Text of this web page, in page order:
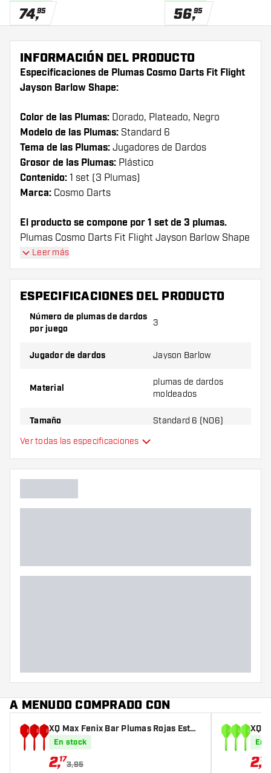
74,95 56,95
INFORMACIÓN DEL PRODUCTO
Especificaciones de Plumas Cosmo Darts Fit Flight
Jayson Barlow Shape:
Color de las Plumas: Dorado, Plateado, Negro
Modelo de las Plumas: Standard 6
Tema de las Plumas: Jugadores de Dardos
Grosor de las Plumas: Plástico
Contenido: 1 set (3 Plumas)
Marca: Cosmo Darts
El producto se compone por 1 set de 3 plumas.
Plumas Cosmo Darts Fit Flight Jayson Barlow Shape
plumas tienen una larga vida útil. Estas plumas sólo
se puede utilizar con cañas Cosmo Fit.
¡Consejo de Dartshopper!
Asegúrate de tener suficientes plumas y cañas.
Estas pueden dañarse o romperse con el uso.
diferente de plumas para descubrir qué
Leer más
ESPECIFICACIONES DEL PRODUCTO
Número de plumas de dardos
por juego
3
Jugador de dardos Jayson Barlow
Material
plumas de dardos
moldeados
Tamaño Standard 6 (NO6)
moldeados
Ver todas las especificaciones
A MENUDO COMPRADO CON
XQ Max Fenix Bar Plumas Rojas Están
dar - Plumas Dardos
En stock
2,17
3,95
XQ
En
2,17